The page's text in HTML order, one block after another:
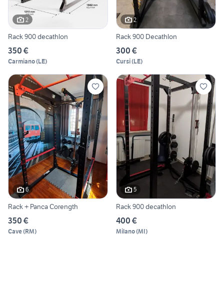
2
Rack 900 decathlon
350 €
Carmiano(LE)
2
Rack 900 Decathlon
300 €
Cursi(LE)
6
Rack + Panca Corength
350 €
Cave(RM)
5
Rack 900 decathlon
400 €
Milano(MI)